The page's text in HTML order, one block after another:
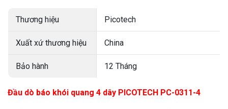
Thương hiệu Picotech
Xuất xứ thương hiệu China
Bảo hành 12 Tháng
Đầu dò báo khói quang 4 dây PICOTECH PC-0311-4